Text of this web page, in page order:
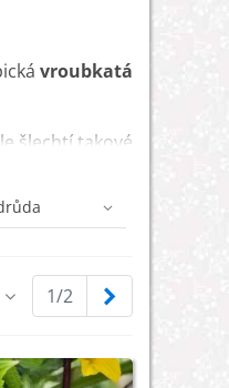
vroubkatá
šlechtí takové
1/2